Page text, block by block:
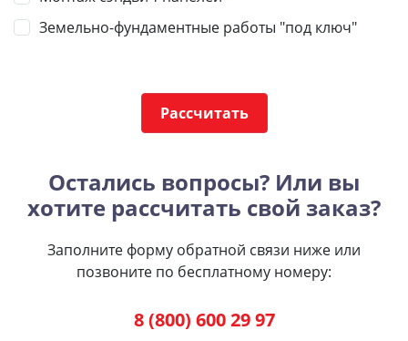
Земельно-фундаментные работы "под ключ"
Рассчитать
Остались вопросы? Или вы
хотите рассчитать свой заказ?
Заполните форму обратной связи ниже или
позвоните по бесплатному номеру:
8 (800) 600 29 97